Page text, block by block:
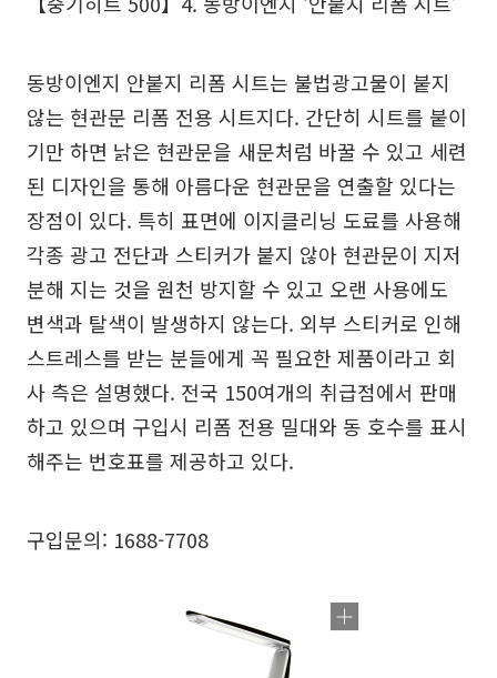
동방이엔지 안붙지 리폼 시트는 불법광고물이 붙지
않는 현관문 리폼 전용 시트지다. 간단히 시트를 붙이
기만 하면 낡은 현관문을 새문처럼 바꿀 수 있고 세련
된 디자인을 통해 아름다운 현관문을 연출할 있다는
장점이 있다. 특히 표면에 이지클리닝 도료를 사용해
각종 광고 전단과 스티커가 붙지 않아 현관문이 지저
분해 지는 것을 원천 방지할 수 있고 오랜 사용에도
변색과 탈색이 발생하지 않는다. 외부 스티커로 인해
스트레스를 받는 분들에게 꼭 필요한 제품이라고 회
사 측은 설명했다. 전국 150여개의 취급점에서 판매
하고 있으며 구입시 리폼 전용 밀대와 동 호수를 표시
해주는 번호표를 제공하고 있다.
구입문의: 1688-7708